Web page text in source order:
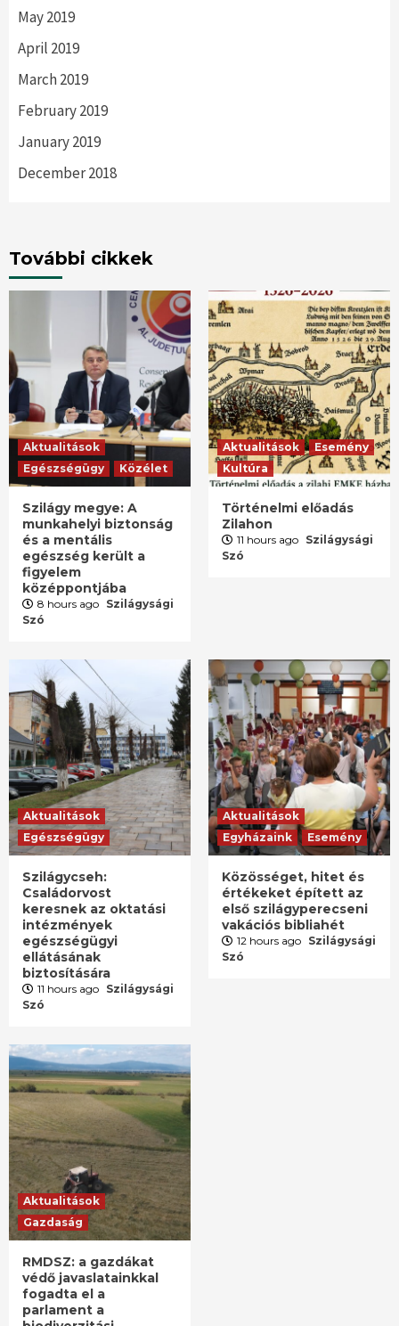
May 2019
April 2019
March 2019
February 2019
January 2019
December 2018
További cikkek
Aktualitások
Egészségügy
Közélet
Szilágy megye: A
munkahelyi biztonság
és a mentális
egészség került a
figyelem
középpontjába
8 hours ago Szilágysági
Szó
Aktualitások
Esemény
Kultúra
Történelmi előadás
Zilahon
11 hours ago Szilágysági
Szó
Aktualitások
Egészségügy
Szilágycseh:
Családorvost
keresnek az oktatási
intézmények
egészségügyi
ellátásának
biztosítására
11 hours ago Szilágysági
Szó
Aktualitások
Egyházaink
Esemény
Közösséget, hitet és
értékeket épített az
első szilágyperecseni
vakációs bibliahét
12 hours ago Szilágysági
Szó
Aktualitások
Gazdaság
RMDSZ: a gazdákat
védő javaslatainkkal
fogadta el a
parlament a